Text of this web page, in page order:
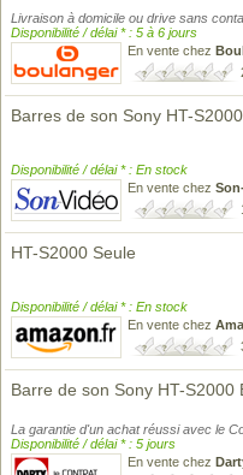
Livraison à domicile ou drive sans
Disponibilité / délai * : 5 à 6 jours
En vente chez
Barres de son Sony HT-S2000
Disponibilité / délai * : En stock
En vente chez
HT-S2000 Seule
Disponibilité / délai * : En stock
En vente chez
Barre de son Sony HT-
La garantie d'un achat réussi avec le
Disponibilité / délai * : 5 jours
En vente chez